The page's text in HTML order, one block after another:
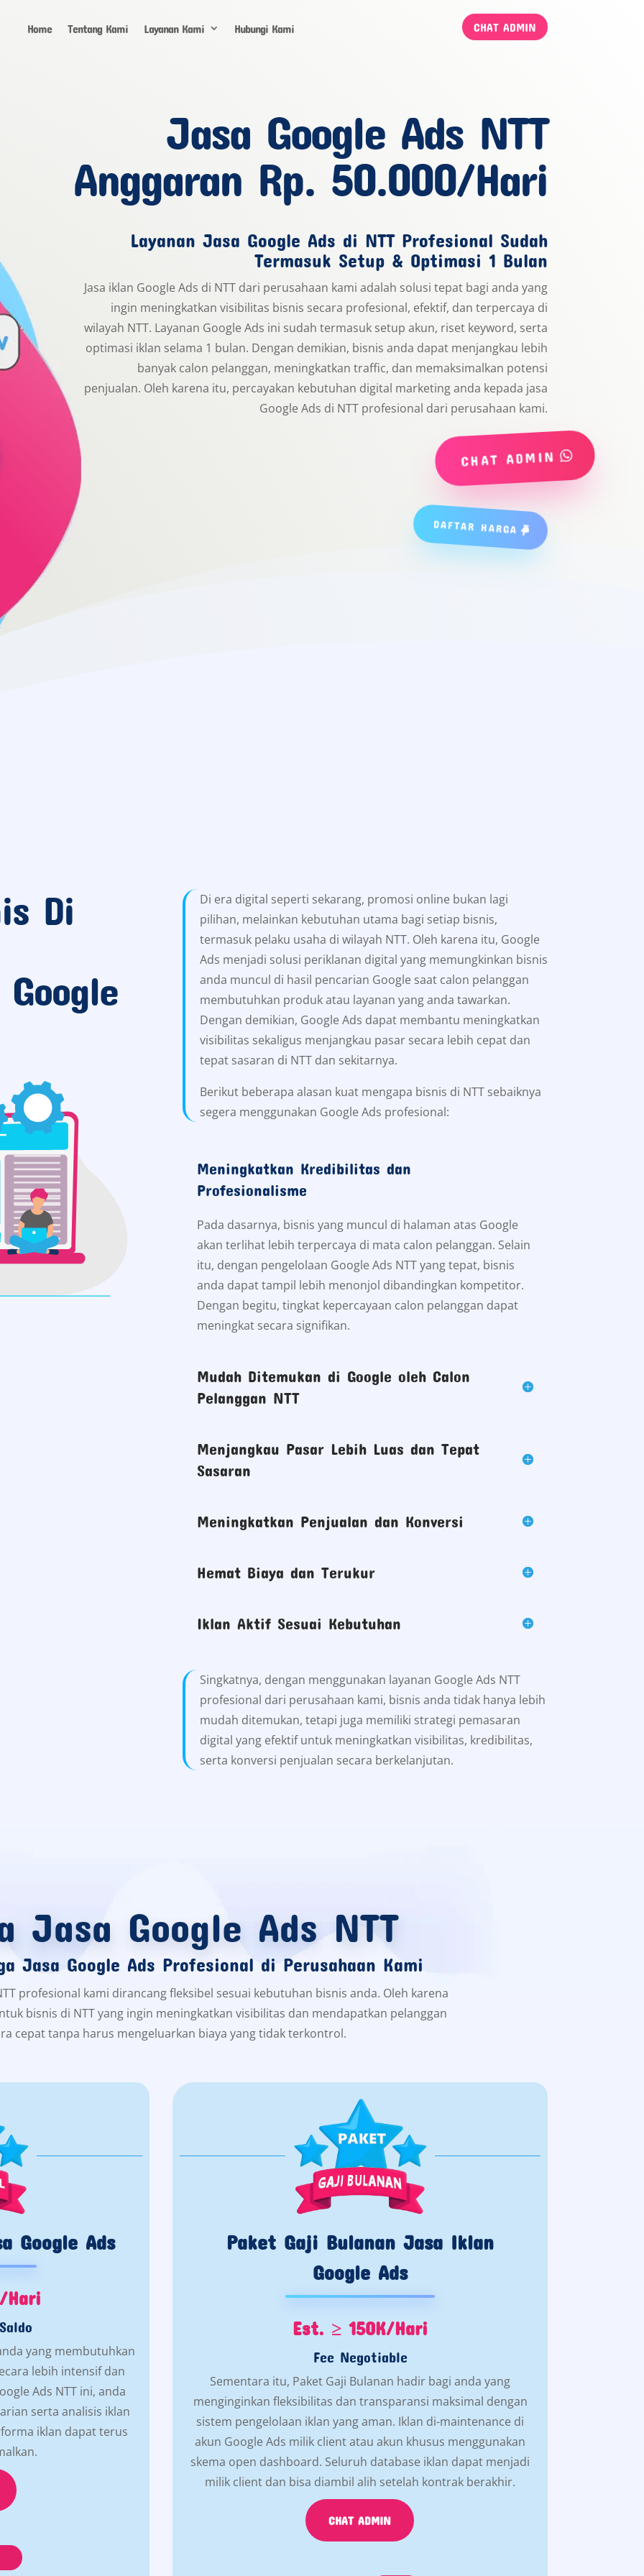
Home Tentang Kami Layanan Kami Hubungi Kami CHAT ADMIN
Jasa Google Ads NTT
Anggaran Rp. 50.000/Hari
Layanan Jasa Google Ads di NTT Profesional Sudah
Termasuk Setup & Optimasi 1 Bulan
Jasa iklan Google Ads di NTT dari perusahaan kami adalah solusi tepat bagi anda yang
ingin meningkatkan visibilitas bisnis secara profesional, efektif, dan terpercaya di
wilayah NTT. Layanan Google Ads ini sudah termasuk setup akun, riset keyword, serta
optimasi iklan selama 1 bulan. Dengan demikian, bisnis anda dapat menjangkau lebih
banyak calon pelanggan, meningkatkan traffic, dan memaksimalkan potensi
penjualan. Oleh karena itu, percayakan kebutuhan digital marketing anda kepada jasa
Google Ads di NTT profesional dari perusahaan kami.
CHAT ADMIN
DAFTAR HARGA
Di
Di era digital seperti sekarang, promosi online bukan lagi
pilihan, melainkan kebutuhan utama bagi setiap bisnis,
termasuk pelaku usaha di wilayah NTT. Oleh karena itu, Google
Ads menjadi solusi periklanan digital yang memungkinkan bisnis
anda muncul di hasil pencarian Google saat calon pelanggan
membutuhkan produk atau layanan yang anda tawarkan.
Dengan demikian, Google Ads dapat membantu meningkatkan
visibilitas sekaligus menjangkau pasar secara lebih cepat dan
tepat sasaran di NTT dan sekitarnya.
Berikut beberapa alasan kuat mengapa bisnis di NTT sebaiknya
segera menggunakan Google Ads profesional:
Meningkatkan Kredibilitas dan
Profesionalisme
Pada dasarnya, bisnis yang muncul di halaman atas Google
akan terlihat lebih terpercaya di mata calon pelanggan. Selain
itu, dengan pengelolaan Google Ads NTT yang tepat, bisnis
anda dapat tampil lebih menonjol dibandingkan kompetitor.
Dengan begitu, tingkat kepercayaan calon pelanggan dapat
meningkat secara signifikan.
Mudah Ditemukan di Google oleh Calon
Pelanggan NTT
Menjangkau Pasar Lebih Luas dan Tepat
Sasaran
Meningkatkan Penjualan dan Konversi
Hemat Biaya dan Terukur
Iklan Aktif Sesuai Kebutuhan
Singkatnya, dengan menggunakan layanan Google Ads NTT
profesional dari perusahaan kami, bisnis anda tidak hanya lebih
mudah ditemukan, tetapi juga memiliki strategi pemasaran
digital yang efektif untuk meningkatkan visibilitas, kredibilitas,
serta konversi penjualan secara berkelanjutan.
Jasa Google Ads NTT
Jasa Google Ads Profesional di Perusahaan Kami
profesional kami dirancang fleksibel sesuai kebutuhan bisnis anda. Oleh karena
bisnis di NTT yang ingin meningkatkan visibilitas dan mendapatkan pelanggan
cepat tanpa harus mengeluarkan biaya yang tidak terkontrol.
Google Ads
Hari
yang membutuhkan
lebih intensif dan
Ads NTT ini, anda
serta analisis iklan
iklan dapat terus
Paket Gaji Bulanan Jasa Iklan
Google Ads
Est. ≥ 150K/Hari
Fee Negotiable
Sementara itu, Paket Gaji Bulanan hadir bagi anda yang
menginginkan fleksibilitas dan transparansi maksimal dengan
sistem pengelolaan iklan yang aman. Iklan di-maintenance di
akun Google Ads milik client atau akun khusus menggunakan
skema open dashboard. Seluruh database iklan dapat menjadi
milik client dan bisa diambil alih setelah kontrak berakhir.
CHAT ADMIN